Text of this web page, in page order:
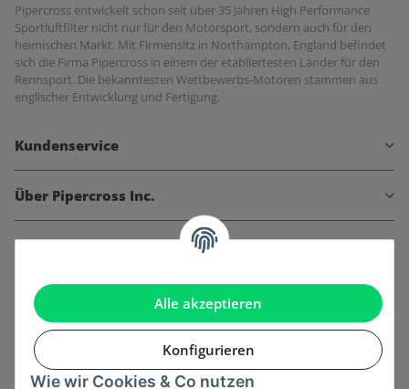
Alle akzeptieren
Konfigurieren
Wie wir Cookies & Co nutzen
Pipercross entwickelt schon seit über 35 Jahren High Performance
Sportluftfilter nicht nur für den Motorsport, sondern auch für den
heimischen Markt. Mit Firmensitz in Northampton, England befindet
sich die Firma Pipercross in einem der etabliertesten Länder für den
Rennsport. Die bekanntesten Wettbewerbs-Motoren stammen aus
englischer Entwicklung und Fertigung.
Kundenservice
Über Pipercross Inc.
Informationen
Gesetzliche Informationen